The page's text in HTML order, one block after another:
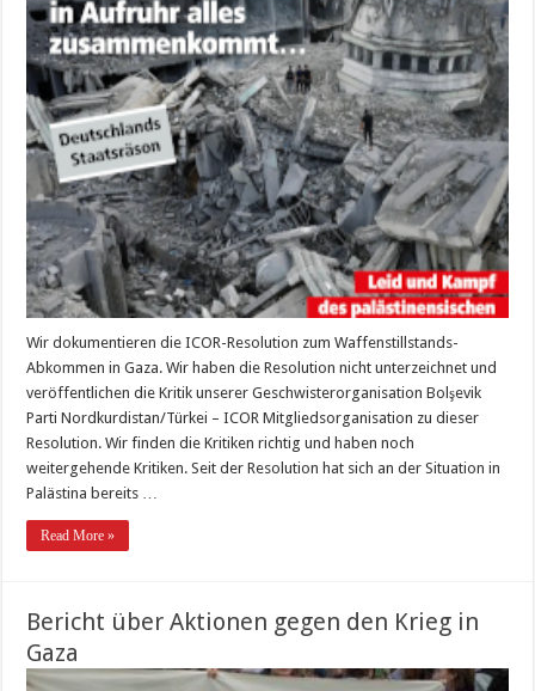
Wir dokumentieren die ICOR-Resolution zum Waffenstillstands-
Abkommen in Gaza. Wir haben die Resolution nicht unterzeichnet und
veröffentlichen die Kritik unserer Geschwisterorganisation Bolşevik
Parti Nordkurdistan/Türkei – ICOR Mitgliedsorganisation zu dieser
Resolution. Wir finden die Kritiken richtig und haben noch
weitergehende Kritiken. Seit der Resolution hat sich an der Situation in
Palästina bereits …
Read More »
Bericht über Aktionen gegen den Krieg in
Gaza